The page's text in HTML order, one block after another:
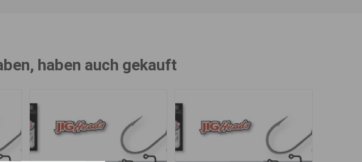
haben auch gekauft